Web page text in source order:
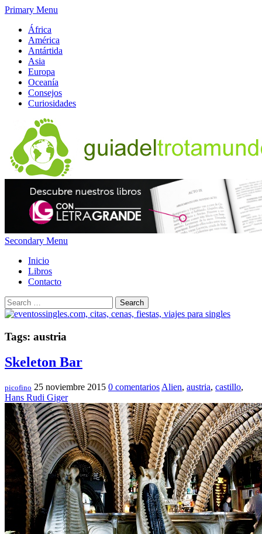
Primary Menu
África
América
Antártida
Asia
Europa
Oceanía
Consejos
Curiosidades
Secondary Menu
Inicio
Libros
Contacto
Search
Tags: austria
Skeleton Bar
picofino 25 noviembre 2015 0 comentarios Alien, austria, castillo,
Hans Rudi Giger